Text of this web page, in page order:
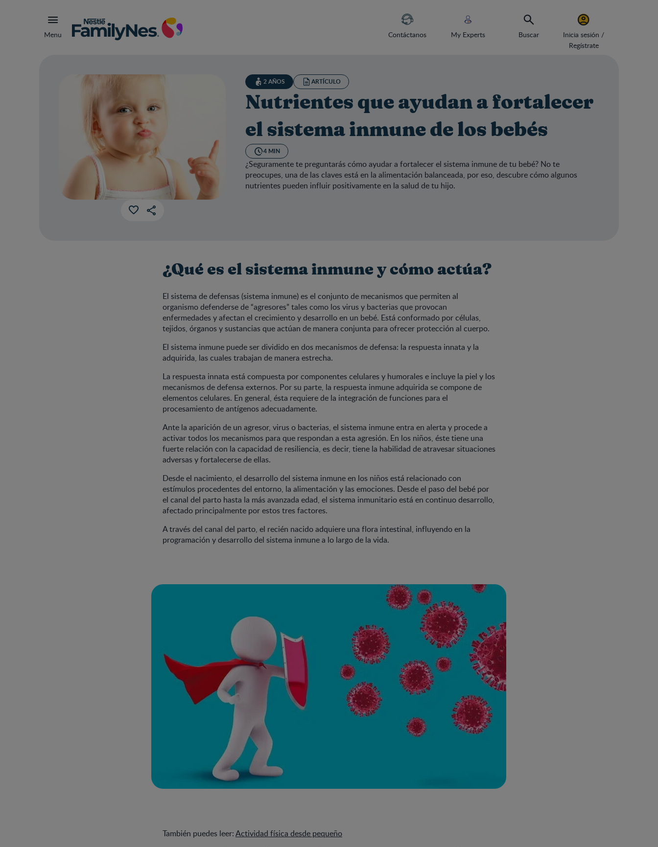
Menu Contáctanos My Experts Buscar
Inicia sesión /
Regístrate
2 AÑOS ARTÍCULO
Nutrientes que ayudan a fortalecer
el sistema inmune de los bebés
4 MIN
¿Seguramente te preguntarás cómo ayudar a fortalecer el sistema inmune de tu bebé? No te
preocupes, una de las claves está en la alimentación balanceada, por eso, descubre cómo algunos
nutrientes pueden influir positivamente en la salud de tu hijo.
¿Qué es el sistema inmune y cómo actúa?
El sistema de defensas (sistema inmune) es el conjunto de mecanismos que permiten al
organismo defenderse de “agresores” tales como los virus y bacterias que provocan
enfermedades y afectan el crecimiento y desarrollo en un bebé. Está conformado por células,
tejidos, órganos y sustancias que actúan de manera conjunta para ofrecer protección al cuerpo.
El sistema inmune puede ser dividido en dos mecanismos de defensa: la respuesta innata y la
adquirida, las cuales trabajan de manera estrecha.
La respuesta innata está compuesta por componentes celulares y humorales e incluye la piel y los
mecanismos de defensa externos. Por su parte, la respuesta inmune adquirida se compone de
elementos celulares. En general, ésta requiere de la integración de funciones para el
procesamiento de antígenos adecuadamente.
Ante la aparición de un agresor, virus o bacterias, el sistema inmune entra en alerta y procede a
activar todos los mecanismos para que respondan a esta agresión. En los niños, éste tiene una
fuerte relación con la capacidad de resiliencia, es decir, tiene la habilidad de atravesar situaciones
adversas y fortalecerse de ellas.
Desde el nacimiento, el desarrollo del sistema inmune en los niños está relacionado con
estímulos procedentes del entorno, la alimentación y las emociones. Desde el paso del bebé por
el canal del parto hasta la más avanzada edad, el sistema inmunitario está en continuo desarrollo,
afectado principalmente por estos tres factores.
A través del canal del parto, el recién nacido adquiere una flora intestinal, influyendo en la
programación y desarrollo del sistema inmune a lo largo de la vida.
También puedes leer:Actividad física desde pequeño